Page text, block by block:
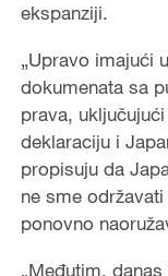
ekspanziji.
„Upravo imajući
dokumenata sa
prava,
deklaraciju i
propisuju da
ne sme
ponovno
„Međutim,